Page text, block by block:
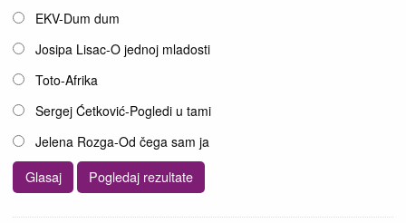
EKV-Dum dum
Josipa Lisac-O jednoj mladosti
Toto-Afrika
Sergej Ćetković-Pogledi u tami
Jelena Rozga-Od čega sam ja